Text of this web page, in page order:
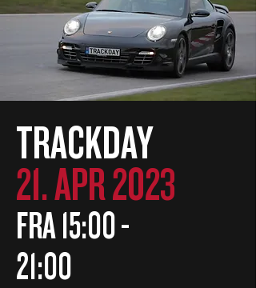
TRACKDAY
21. APR2023
FRA 15:00 -
21:00